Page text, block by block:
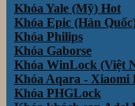
Khóa Yale (Mỹ)
Khóa Epic (Hàn
Khóa Philips
Khóa Gaborse
Khóa WinLock (Việt
Khóa Aqara - Xiaomi
Khóa PHGLock